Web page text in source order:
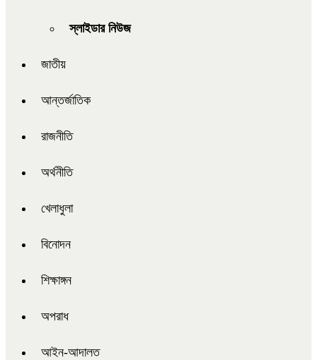
স্লাইডার নিউজ
জাতীয়
আন্তর্জাতিক
রাজনীতি
অর্থনীতি
খেলাধুলা
বিনোদন
শিক্ষাঙ্গন
অপরাধ
আইন-আদালত